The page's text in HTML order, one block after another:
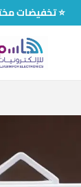
تخفيضات مختارة ⭐